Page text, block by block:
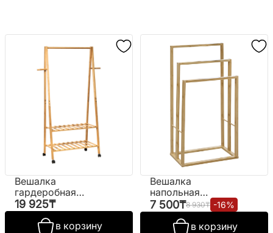
Вешалка
гардеробная
"CH2407" (ВИ)
19 925₸
в корзину
Вешалка
напольная
№RAB0140007
(ВИ)
7 500₸8 930₸ -16%
в корзину